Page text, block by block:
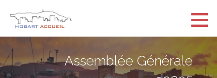
Hobart Accueil
Assemblée Générale